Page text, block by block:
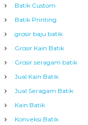
Batik Custom
Batik Printing
grosir baju batik
Grosir Kain Batik
Grosir seragam batik
Jual Kain Batik
Jual Seragam Batik
Kain Batik
Konveksi Batik